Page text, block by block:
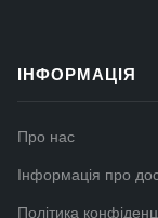
ІНФОРМАЦІЯ
Про нас
Інформація про
Політика